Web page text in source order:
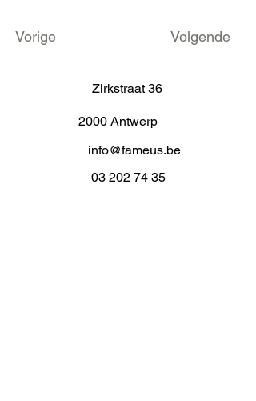
Vorige Volgende
Zirkstraat 36
2000 Antwerp
info@fameus.be
03 202 74 35